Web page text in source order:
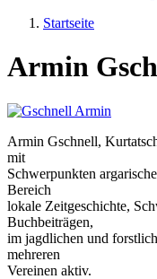
Startseite
Armin
Armin Gschnell,
mit
Schwerpunkten
Bereich
lokale Zeitgeschichte,
Buchbeiträgen,
im jagdlichen und
mehreren
Vereinen aktiv.